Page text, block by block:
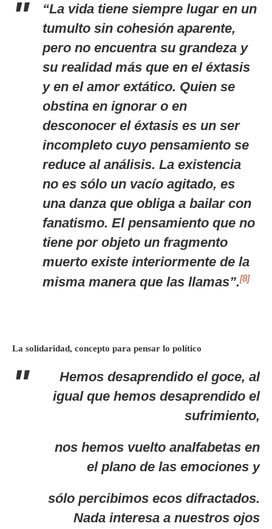
“La vida tiene siempre lugar en un
tumulto sin cohesión aparente,
pero no encuentra su grandeza y
su realidad más que en el éxtasis
y en el amor extático. Quien se
obstina en ignorar o en
desconocer el éxtasis es un ser
incompleto cuyo pensamiento se
reduce al análisis. La existencia
no es sólo un vacío agitado, es
una danza que obliga a bailar con
fanatismo. El pensamiento que no
tiene por objeto un fragmento
muerto existe interiormente de la
misma manera que las llamas”.[8]
La solidaridad, concepto para pensar lo político
Hemos desaprendido el goce, al
igual que hemos desaprendido el
sufrimiento,
nos hemos vuelto analfabetas en
el plano de las emociones y
sólo percibimos ecos difractados.
Nada interesa a nuestros ojos